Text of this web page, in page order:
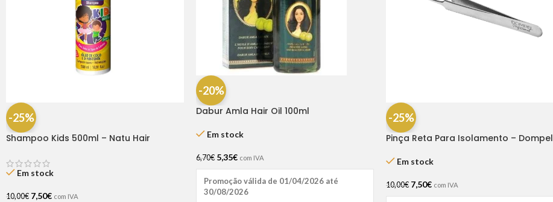
-25%
Shampoo Kids 500ml – Natu Hair
Em stock
10,00€ 7,50€ com IVA
-20%
Dabur Amla Hair Oil 100ml
Em stock
6,70€ 5,35€ com IVA
Promoção válida de 01/04/2026 até
30/08/2026
-25%
Pinça Reta Para Isolamento – Dompel
Em stock
10,00€ 7,50€ com IVA